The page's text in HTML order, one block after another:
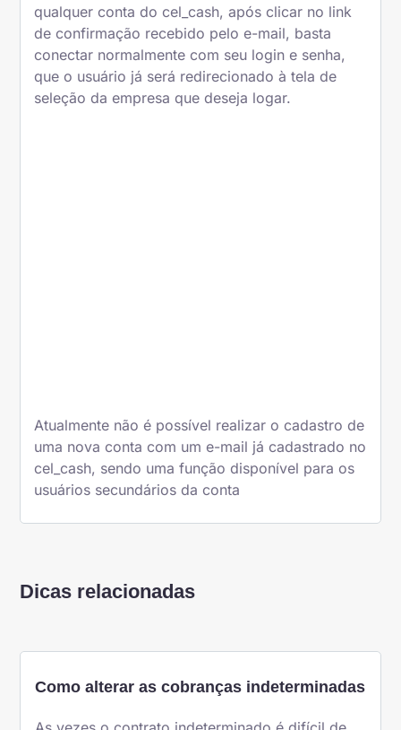
qualquer conta do cel_cash, após clicar no link
de confirmação recebido pelo e-mail, basta
conectar normalmente com seu login e senha,
que o usuário já será redirecionado à tela de
seleção da empresa que deseja logar.
Atualmente não é possível realizar o cadastro de
uma nova conta com um e-mail já cadastrado no
cel_cash, sendo uma função disponível para os
usuários secundários da conta
Dicas relacionadas
Como alterar as cobranças indeterminadas